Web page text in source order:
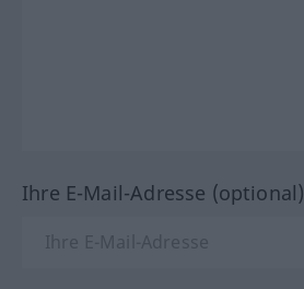
Ihre E-Mail-Adresse (optional)